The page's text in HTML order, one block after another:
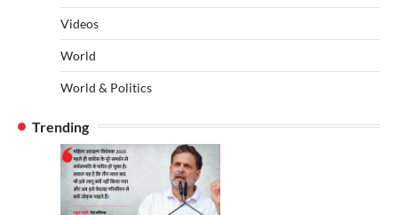
Videos
World
World & Politics
Trending